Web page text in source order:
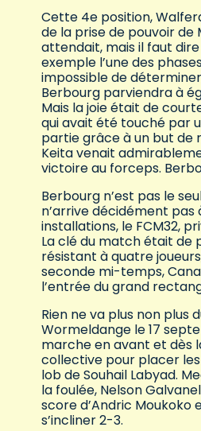
Cette 4e position,
de la prise de pouvoir de
attendait, mais il faut
exemple l’une des
impossible de
Berbourg parviendra à
Mais la joie était de
qui avait été touché par
partie grâce à un but de
Keita venait
victoire au forceps.
Berbourg n’est pas le
n’arrive décidément
installations, le FCM32,
La clé du match était de
résistant à quatre
seconde mi-temps,
l’entrée du grand
Rien ne va plus non plus
Wormeldange le 17
marche en avant et dès
collective pour placer les
lob de Souhail Labyad.
la foulée, Nelson
score d’Andric
s’incliner 2-3.